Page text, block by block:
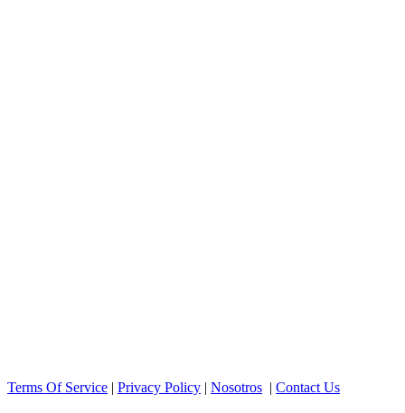
Terms Of Service | Privacy Policy | Nosotros | Contact Us